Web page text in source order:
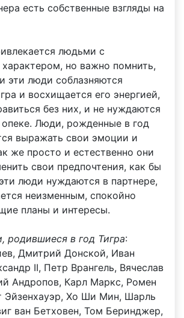
есть собственные взгляды на
людьми с
но важно помнить,
эти люди соблазняются
и восхищается его энергией,
без них, и не нуждаются
опеке. Люди, рожденные в год
выражать свои эмоции и
же просто и естественно они
свои предпочтения, как бы
люди нуждаются в партнере,
неизменным, спокойно
планы и интересы.
родившиеся в год Тигра:
Дмитрий Донской, Иван
II, Петр Врангель, Вячеслав
Андропов, Карл Маркс, Ромен
Эйзенхауэр, Хо Ши Мин, Шарль
ван Бетховен, Том Беринджер,